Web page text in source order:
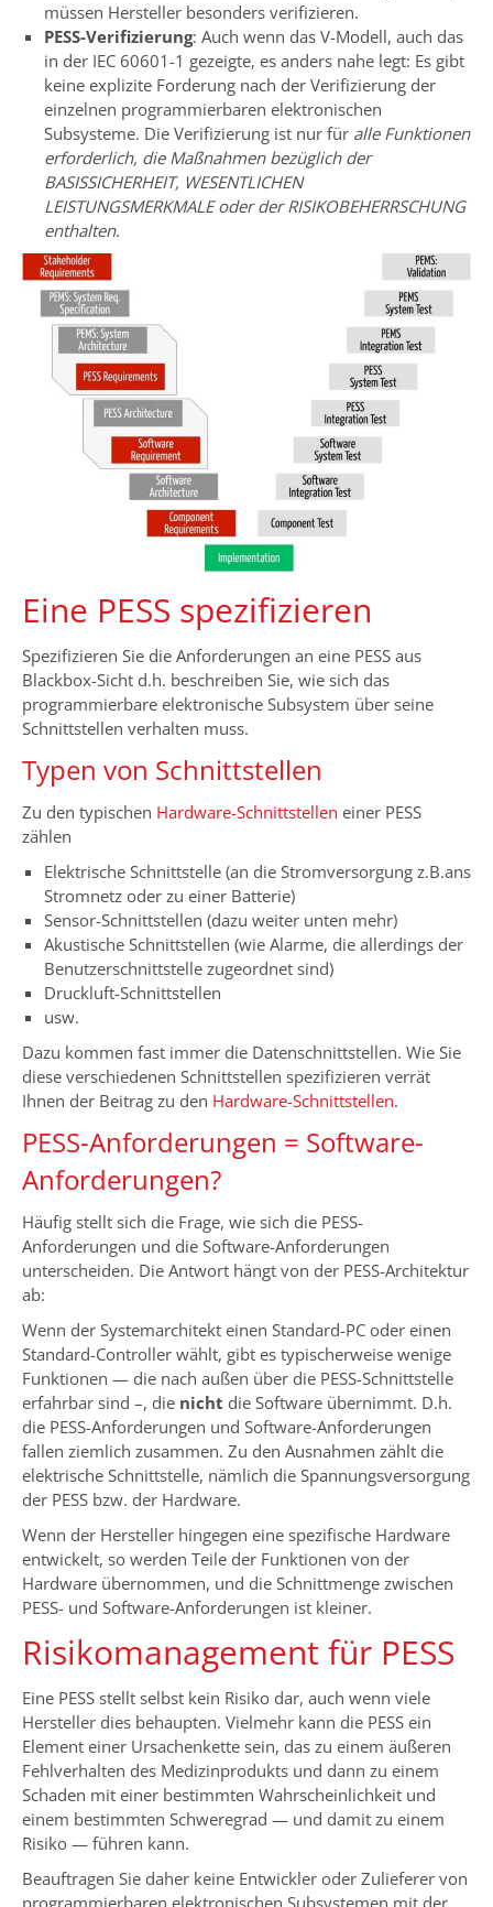
müssen Hersteller besonders verifizieren.
PESS-Verifizierung: Auch wenn das V-Modell, auch das
in der IEC 60601-1 gezeigte, es anders nahe legt: Es gibt
keine explizite Forderung nach der Verifizierung der
einzelnen programmierbaren elektronischen
Subsysteme. Die Verifizierung ist nur für alle Funktionen
erforderlich, die Maßnahmen bezüglich der
BASISSICHERHEIT, WESENTLICHEN
LEISTUNGSMERKMALE oder der RISIKOBEHERRSCHUNG
enthalten.
Eine PESS spezifizieren
Spezifizieren Sie die Anforderungen an eine PESS aus
Blackbox-Sicht d.h. beschreiben Sie, wie sich das
programmierbare elektronische Subsystem über seine
Schnittstellen verhalten muss.
Typen von Schnittstellen
Zu den typischen Hardware-Schnittstellen einer PESS
zählen
Elektrische Schnittstelle (an die Stromversorgung z.B.ans
Stromnetz oder zu einer Batterie)
Sensor-Schnittstellen (dazu weiter unten mehr)
Akustische Schnittstellen (wie Alarme, die allerdings der
Benutzerschnittstelle zugeordnet sind)
Druckluft-Schnittstellen
usw.
Dazu kommen fast immer die Datenschnittstellen. Wie Sie
diese verschiedenen Schnittstellen spezifizieren verrät
Ihnen der Beitrag zu den Hardware-Schnittstellen.
PESS-Anforderungen = Software-
Anforderungen?
Häufig stellt sich die Frage, wie sich die PESS-
Anforderungen und die Software-Anforderungen
unterscheiden. Die Antwort hängt von der PESS-Architektur
ab:
Wenn der Systemarchitekt einen Standard-PC oder einen
Standard-Controller wählt, gibt es typischerweise wenige
Funktionen — die nach außen über die PESS-Schnittstelle
erfahrbar sind –, die nicht die Software übernimmt. D.h.
die PESS-Anforderungen und Software-Anforderungen
fallen ziemlich zusammen. Zu den Ausnahmen zählt die
elektrische Schnittstelle, nämlich die Spannungsversorgung
der PESS bzw. der Hardware.
Wenn der Hersteller hingegen eine spezifische Hardware
entwickelt, so werden Teile der Funktionen von der
Hardware übernommen, und die Schnittmenge zwischen
PESS- und Software-Anforderungen ist kleiner.
Risikomanagement für PESS
Eine PESS stellt selbst kein Risiko dar, auch wenn viele
Hersteller dies behaupten. Vielmehr kann die PESS ein
Element einer Ursachenkette sein, das zu einem äußeren
Fehlverhalten des Medizinprodukts und dann zu einem
Schaden mit einer bestimmten Wahrscheinlichkeit und
einem bestimmten Schweregrad — und damit zu einem
Risiko — führen kann.
Beauftragen Sie daher keine Entwickler oder Zulieferer von
programmierbaren elektronischen Subsystemen mit der